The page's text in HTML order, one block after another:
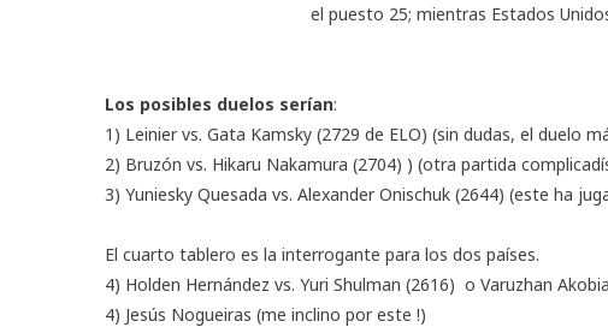
el puesto 25; mientras Estados
Los posibles duelos serían:
1) Leinier vs. Gata Kamsky (2729 de ELO) (sin dudas, el duelo
2) Bruzón vs. Hikaru Nakamura (2704) ) (otra partida
3) Yuniesky Quesada vs. Alexander Onischuk (2644) (este ha
El cuarto tablero es la interrogante para los dos países.
4) Holden Hernández vs. Yuri Shulman (2616) o Varuzhan
4) Jesús Nogueiras (me inclino por este !)